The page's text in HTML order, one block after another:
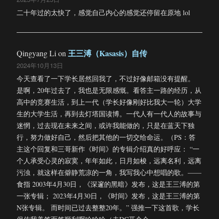
二十年过的太快了，感觉自己内心的感觉还停留在原地 lol
Qingyang Li on 王三溥（Kasasis）自传
2024年10月13日
今天查看了一下学长居然回我了，不过好像邮箱没有提醒。
是啊，20年过去了，我也是无限感慨。看答主一路的经历，从
高中的竞赛生活，到上一代（学长好像刚好比我大一轮）大学
生的大学生活，再到去灯塔国读博。一代人有一代人的故事与
迷惘，过去现在未来之间，或许我能做的，只是在蓝天下独
行，努力做好自己，然后把其他的一切交给命运。（PS：答
主这个回复和三哥新作《时间》的专辑介绍真的好呼应： “一
个人承受心灵的寂寞，年年如此，日月如梭，远离名利，远离
污浊，就这样在僻静荒凉的一角，我写我心中想唱的歌。——
食指 2003年4月30日，《深邃的黑暗》发布，这是王三溥的第
一张专辑； 2023年4月30日，《时间》发布，这是王三溥的第
N张专辑。 而时间已过去整整20年。” 强推一下这首歌，学长